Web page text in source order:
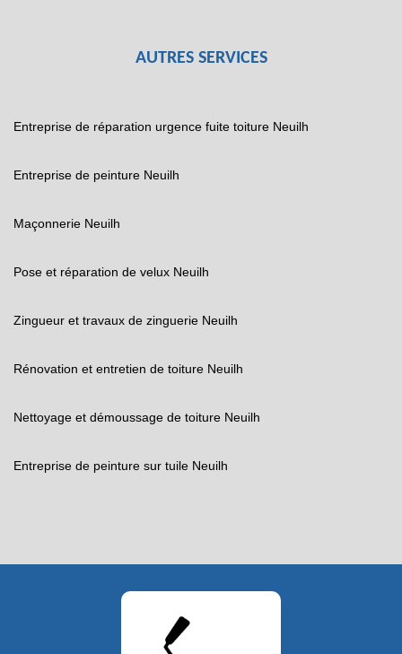
AUTRES SERVICES
Entreprise de réparation urgence fuite toiture Neuilh
Entreprise de peinture Neuilh
Maçonnerie Neuilh
Pose et réparation de velux Neuilh
Zingueur et travaux de zinguerie Neuilh
Rénovation et entretien de toiture Neuilh
Nettoyage et démoussage de toiture Neuilh
Entreprise de peinture sur tuile Neuilh